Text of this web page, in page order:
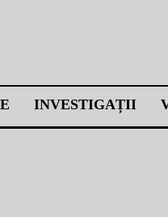
INVESTIGAȚII